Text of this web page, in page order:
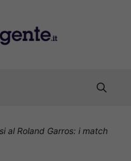
al Roland Garros: i match